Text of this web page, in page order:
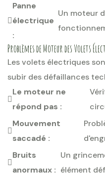
Panne
électrique
:
Un moteur
Problèmes de Moteur des Volets
Les volets électriques
subir des défaillances
Le moteur ne
répond pas :
Mouvement
saccadé :
Bruits
anormaux :
Un
élément